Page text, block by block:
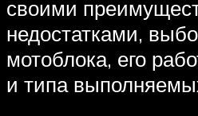
своими
недостатками,
мотоблока, его
и типа